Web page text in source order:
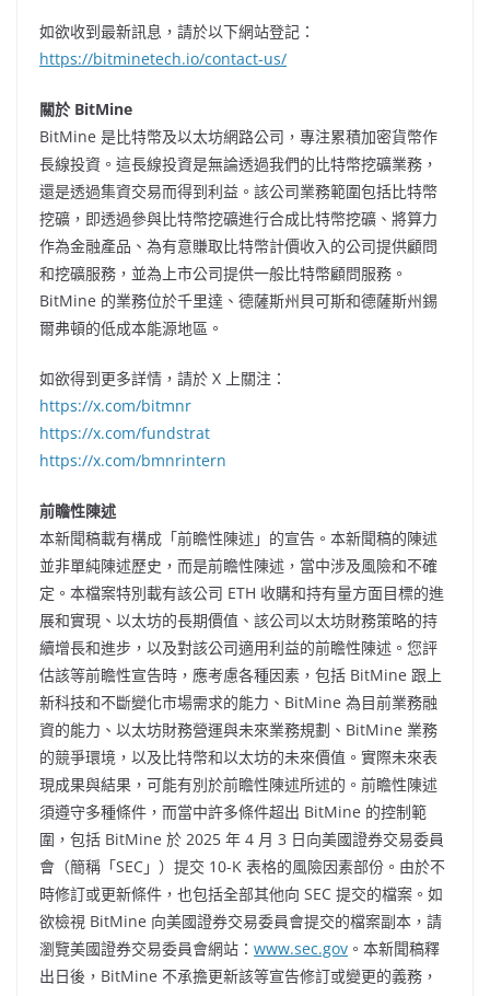
如欲收到最新訊息，請於以下網站登記：
https://bitminetech.io/contact-us/
關於 BitMine
BitMine 是比特幣及以太坊網路公司，專注累積加密貨幣作
長線投資。這長線投資是無論透過我們的比特幣挖礦業務，
還是透過集資交易而得到利益。該公司業務範圍包括比特幣
挖礦，即透過參與比特幣挖礦進行合成比特幣挖礦、將算力
作為金融產品、為有意賺取比特幣計價收入的公司提供顧問
和挖礦服務，並為上市公司提供一般比特幣顧問服務。
BitMine 的業務位於千里達、德薩斯州貝可斯和德薩斯州錫
爾弗頓的低成本能源地區。
如欲得到更多詳情，請於 X 上關注：
https://x.com/bitmnr
https://x.com/fundstrat
https://x.com/bmnrintern
前瞻性陳述
本新聞稿載有構成「前瞻性陳述」的宣告。本新聞稿的陳述
並非單純陳述歷史，而是前瞻性陳述，當中涉及風險和不確
定。本檔案特別載有該公司 ETH 收購和持有量方面目標的進
展和實現、以太坊的長期價值、該公司以太坊財務策略的持
續增長和進步，以及對該公司適用利益的前瞻性陳述。您評
估該等前瞻性宣告時，應考慮各種因素，包括 BitMine 跟上
新科技和不斷變化市場需求的能力、BitMine 為目前業務融
資的能力、以太坊財務營運與未來業務規劃、BitMine 業務
的競爭環境，以及比特幣和以太坊的未來價值。實際未來表
現成果與結果，可能有別於前瞻性陳述所述的。前瞻性陳述
須遵守多種條件，而當中許多條件超出 BitMine 的控制範
圍，包括 BitMine 於 2025 年 4 月 3 日向美國證券交易委員
會（簡稱「SEC」）提交 10-K 表格的風險因素部份。由於不
時修訂或更新條件，也包括全部其他向 SEC 提交的檔案。如
欲檢視 BitMine 向美國證券交易委員會提交的檔案副本，請
瀏覽美國證券交易委員會網站： www.sec.gov 。本新聞稿釋
出日後，BitMine 不承擔更新該等宣告修訂或變更的義務，